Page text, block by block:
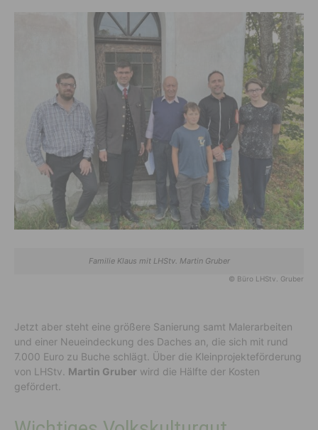
Familie Klaus mit LHStv. Martin Gruber
© Büro LHStv. Gruber
Jetzt aber steht eine größere Sanierung samt Malerarbeiten
und einer Neueindeckung des Daches an, die sich mit rund
7.000 Euro zu Buche schlägt. Über die Kleinprojekteförderung
von LHStv. Martin Gruber wird die Hälfte der Kosten
gefördert.